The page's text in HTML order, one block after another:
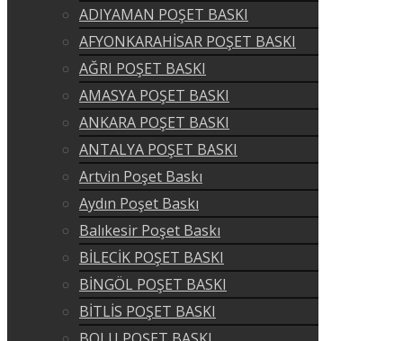
ADIYAMAN POŞET BASKI
AFYONKARAHİSAR POŞET BASKI
AĞRI POŞET BASKI
AMASYA POŞET BASKI
ANKARA POŞET BASKI
ANTALYA POŞET BASKI
Artvin Poşet Baskı
Aydın Poşet Baskı
Balıkesir Poşet Baskı
BİLECİK POŞET BASKI
BİNGÖL POŞET BASKI
BİTLİS POŞET BASKI